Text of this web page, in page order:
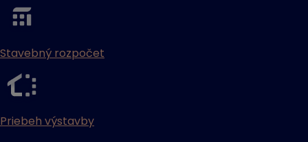
Stavebný rozpočet
Priebeh výstavby